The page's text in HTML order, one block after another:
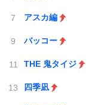
アスカ編
バッコー
THE 鬼タイジ
四季凪